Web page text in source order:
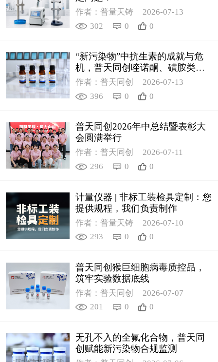
作者：普量天铸
2026-07-13
302
0 0
“新污染物”中抗生素的成就与危
机，普天同创喹诺酮、磺胺类质
控新品筑牢环境安全防线
作者：普天同创
2026-07-13
396
0 0
普天同创2026年中总结暨表彰大
会圆满举行
作者：普天同创
2026-07-11
296
0 0
计量仪器 | 非标工装检具定制：您
提供规程，我们负责制作
作者：普量天铸
2026-07-10
293
0 0
普天同创猴巨细胞病毒质控品，
筑牢实验数据底线
作者：普天同创
2026-07-07
201
0 0
无孔不入的全氟化合物，普天同
创赋能新污染物合规监测